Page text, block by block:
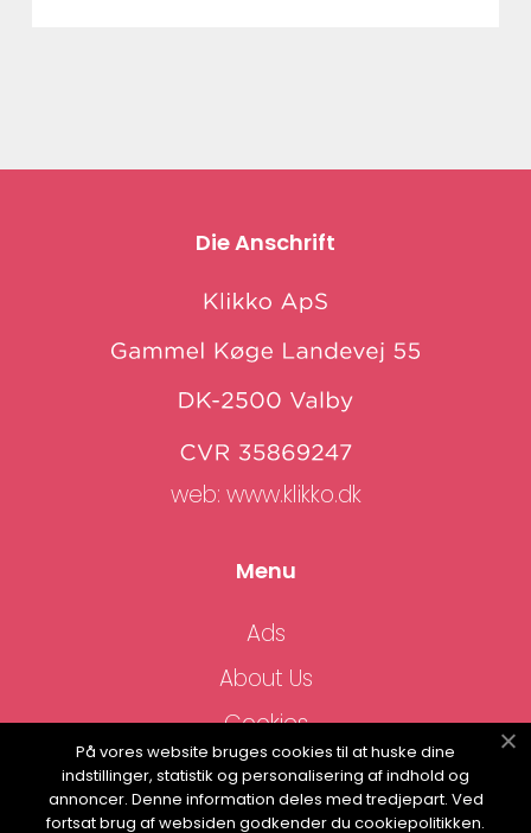
Die Anschrift
web: www.klikko.dk
Menu
Ads
About Us
Cookies
Contact
Sitemap
På vores website bruges cookies til at huske dine
indstillinger, statistik og personalisering af indhold og
annoncer. Denne information deles med tredjepart. Ved
fortsat brug af websiden godkender du cookiepolitikken.